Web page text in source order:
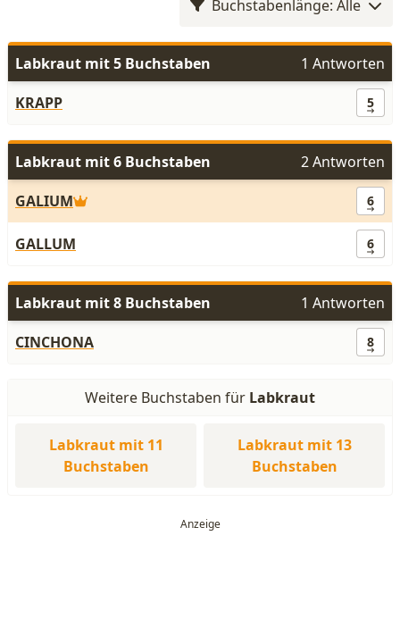
Buchstabenlänge: Alle
Labkraut mit 5 Buchstaben
1 Antworten
KRAPP
5
Labkraut mit 6 Buchstaben
2 Antworten
GALIUM
6
GALLUM 6
Labkraut mit 8 Buchstaben
1 Antworten
CINCHONA
8
Weitere Buchstaben für Labkraut
Labkraut mit 11
Buchstaben
Labkraut mit 13
Buchstaben